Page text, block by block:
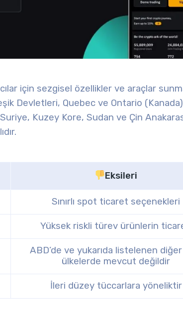
için sezgisel özellikler ve araçlar
Devletleri, Quebec ve Ontario
Kuzey Kore, Sudan ve Çin
Eksileri
Sınırlı spot ticaret seçenekleri
Yüksek riskli türev ürünlerin
ABD’de ve yukarıda listelenen diğer
ülkelerde mevcut değildir
İleri düzey tüccarlara yöneliktir